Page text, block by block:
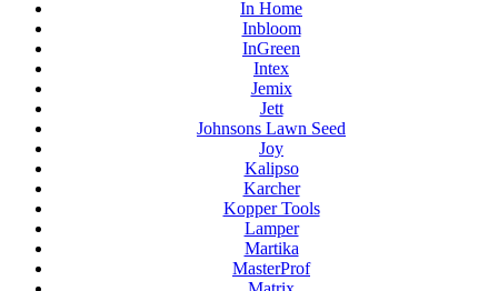
In Home
Inbloom
InGreen
Intex
Jemix
Jett
Johnsons Lawn Seed
Joy
Kalipso
Karcher
Kopper Tools
Lamper
Martika
MasterProf